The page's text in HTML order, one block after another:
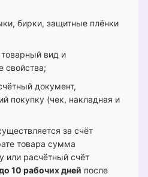
бирки, защитные плёнки
вид и
свойства;
документ,
покупку (чек, накладная и
за счёт
товара сумма
или расчётный счёт
10 рабочих дней после